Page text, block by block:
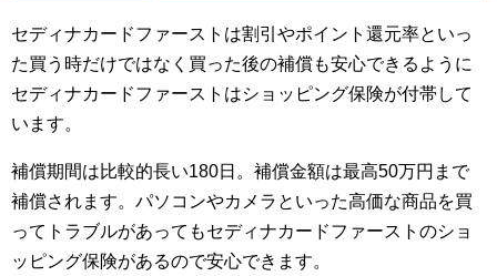
セディナカードファーストは割引やポイント還元率といっ
た買う時だけではなく買った後の補償も安心できるように
セディナカードファーストはショッピング保険が付帯して
います。
補償期間は比較的長い180日。補償金額は最高50万円まで
補償されます。パソコンやカメラといった高価な商品を買
ってトラブルがあってもセディナカードファーストのショ
ッピング保険があるので安心できます。